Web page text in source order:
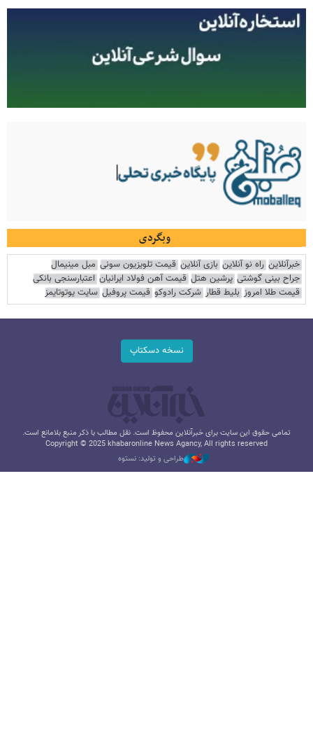
وبگردی
خبرآنلاین راه نو آنلاین بازی آنلاین قیمت تلویزیون سونی مبل مینیمال
جراح بینی گوشتی پرشین هتل قیمت آهن فولاد ایرانیان اعتبارسنجی بانکی
قیمت طلا امروز بلیط قطار شرکت رادوکو قیمت پروفیل سایت یوتوتایمز
نسخه دسکتاپ
تمامی حقوق این سایت برای خبرآنلاین محفوظ است. نقل مطالب با ذکر منبع بلامانع است.
Copyright © 2025 khabaronline News Agancy, All rights reserved
طراحی و تولید: نستوه